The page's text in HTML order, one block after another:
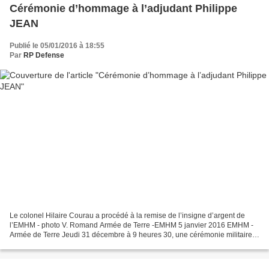
Cérémonie d’hommage à l’adjudant Philippe
JEAN
Publié le 05/01/2016 à 18:55
Par RP Defense
Le colonel Hilaire Courau a procédé à la remise de l’insigne d’argent de
l’EMHM - photo V. Romand Armée de Terre -EMHM 5 janvier 2016 EMHM -
Armée de Terre Jeudi 31 décembre à 9 heures 30, une cérémonie militaire